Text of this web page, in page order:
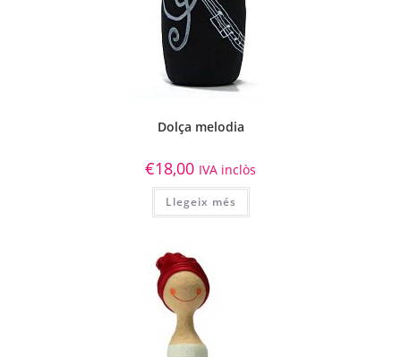
Dolça melodia
€18,00 IVA inclòs
Llegeix més